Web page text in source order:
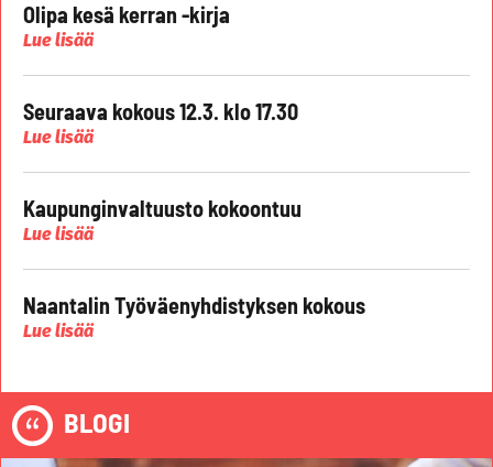
Olipa kesä kerran -kirja
Lue lisää
Seuraava kokous 12.3. klo 17.30
Lue lisää
Kaupunginvaltuusto kokoontuu
Lue lisää
Naantalin Työväenyhdistyksen kokous
Lue lisää
BLOGI